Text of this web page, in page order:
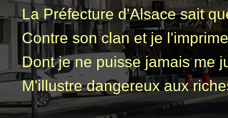
La Préfecture d'Alsace sait
Contre son clan et je
Dont je ne puisse jamais me
M'illustre dangereux aux